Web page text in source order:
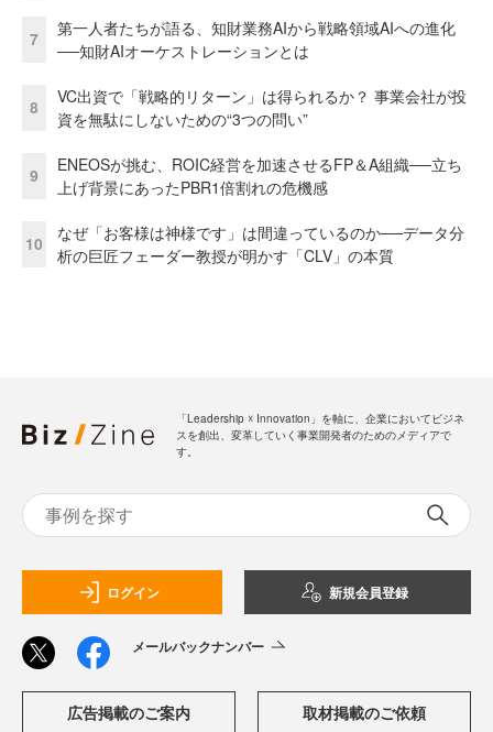
7
第一人者たちが語る、知財業務AIから戦略領域AIへの進化
──知財AIオーケストレーションとは
8
VC出資で「戦略的リターン」は得られるか？ 事業会社が投
資を無駄にしないための“3つの問い”
9
ENEOSが挑む、ROIC経営を加速させるFP＆A組織──立ち
上げ背景にあったPBR1倍割れの危機感
10
なぜ「お客様は神様です」は間違っているのか──データ分
析の巨匠フェーダー教授が明かす「CLV」の本質
「Leadership ☓ Innovation」を軸に、企業においてビジネ
スを創出、変革していく事業開発者のためのメディアで
す。
ログイン 新規会員登録
メールバックナンバー
広告掲載のご案内 取材掲載のご依頼